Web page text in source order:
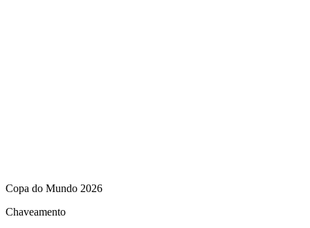
Copa do Mundo 2026
Chaveamento